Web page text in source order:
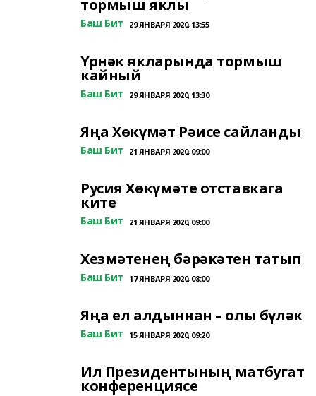
тормыш яклы
Баш Бит 29 ЯНВАРЯ 2020, 13:55
Үрнәк якларында тормыш
кайный
Баш Бит 29 ЯНВАРЯ 2020, 13:30
Яңа Хөкүмәт Рәисе сайланды
Баш Бит 21 ЯНВАРЯ 2020, 09:00
Русия Хөкүмәте отставкага
ките
Баш Бит 21 ЯНВАРЯ 2020, 09:00
Хезмәтенең бәрәкәтен татып
Баш Бит 17 ЯНВАРЯ 2020, 08:00
Яңа ел алдыннан – олы бүләк
Баш Бит 15 ЯНВАРЯ 2020, 09:20
Ил Президентының матбугат
конференциясе